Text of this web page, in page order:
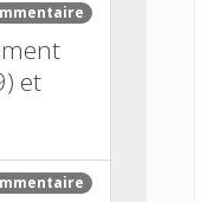
et